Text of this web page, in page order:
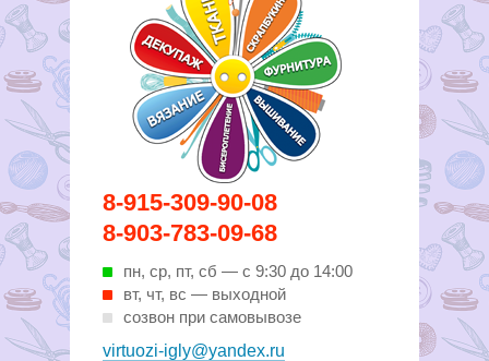
8-915-309-90-08
8-903-783-09-68
пн, ср, пт, cб — с 9:30 до 14:00
вт, чт, вс — выходной
созвон при самовывозе
virtuozi-igly@yandex.ru
Вирутозы иглы. Товары для
шитья и рукоделья